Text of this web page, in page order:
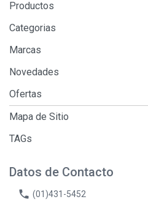
Productos
Categorias
Marcas
Novedades
Ofertas
Mapa de Sitio
TAGs
Datos de Contacto
phone (01)431-5452